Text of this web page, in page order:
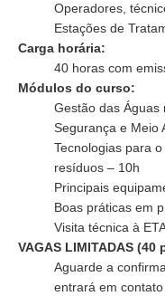
Operadores,
Estações de
Carga horária:
40 horas com
Módulos do curso:
Gestão das Águas
Segurança e Meio
Tecnologias para
resíduos – 10h
Principais
Boas práticas em
Visita técnica à
VAGAS LIMITADAS (40
Aguarde a
entrará em